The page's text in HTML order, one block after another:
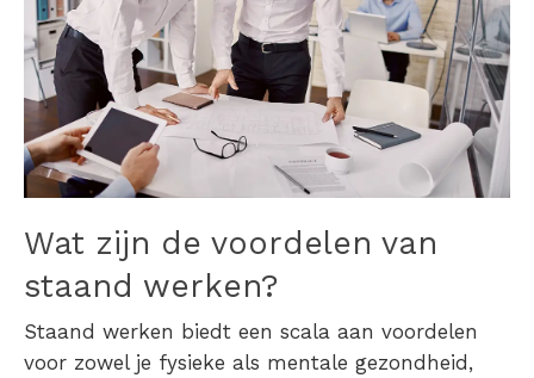
Wat zijn de voordelen van
staand werken?
Staand werken biedt een scala aan voordelen
voor zowel je fysieke als mentale gezondheid,